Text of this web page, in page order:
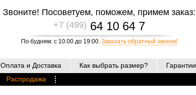
Звоните! Посоветуем, поможем, примем заказ:
+7 (499) 64 10 64 7
По будням: с 10.00 до 19:00. Заказать обратный звонок!
Оплата и Доставка Как выбрать размер? Гарантии
Распродажа